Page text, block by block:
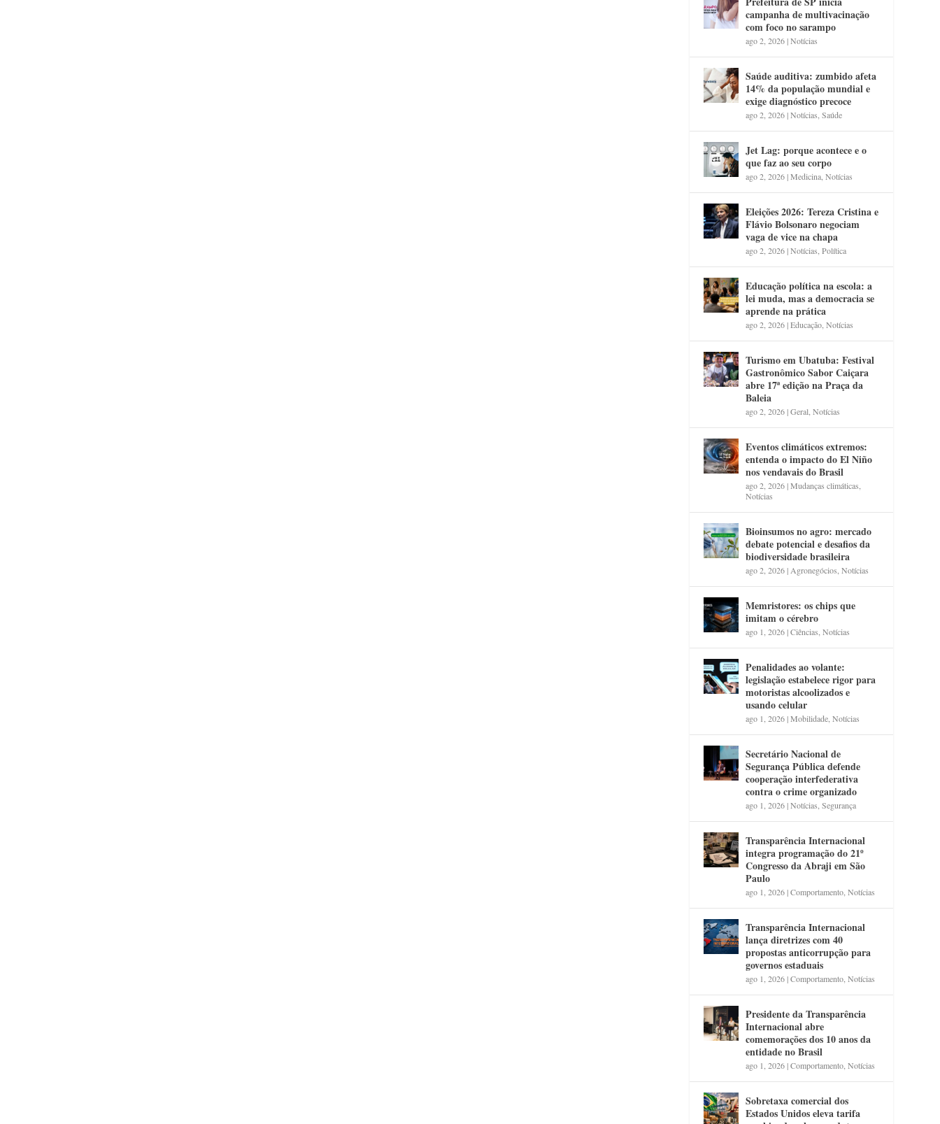
campanha de multivacinação
com foco no sarampo
ago 2, 2026|Notícias
Saúde auditiva: zumbido afeta
14% da população mundial e
exige diagnóstico precoce
ago 2, 2026|Notícias ,Saúde
Jet Lag: porque acontece e o
que faz ao seu corpo
ago 2, 2026|Medicina ,Notícias
Eleições 2026: Tereza Cristina e
Flávio Bolsonaro negociam
vaga de vice na chapa
ago 2, 2026|Notícias ,Política
Educação política na escola: a
lei muda, mas a democracia se
aprende na prática
ago 2, 2026|Educação ,Notícias
Turismo em Ubatuba: Festival
Gastronômico Sabor Caiçara
abre 17ª edição na Praça da
Baleia
ago 2, 2026|Geral ,Notícias
Eventos climáticos extremos:
entenda o impacto do El Niño
nos vendavais do Brasil
ago 2, 2026|Mudanças climáticas
Notícias
Bioinsumos no agro: mercado
debate potencial e desafios da
biodiversidade brasileira
ago 2, 2026| Agronegócios ,Notícias
Memristores: os chips que
imitam o cérebro
ago 1, 2026|Ciências ,Notícias
Penalidades ao volante:
legislação estabelece rigor para
motoristas alcoolizados e
usando celular
ago 1, 2026|Mobilidade ,Notícias
Secretário Nacional de
Segurança Pública defende
cooperação interfederativa
contra o crime organizado
ago 1, 2026|Notícias ,Segurança
Transparência Internacional
integra programação do 21º
Congresso da Abraji em São
Paulo
ago 1, 2026|Comportamento ,Notícias
Transparência Internacional
lança diretrizes com 40
propostas anticorrupção para
governos estaduais
ago 1, 2026|Comportamento ,Notícias
Presidente da Transparência
Internacional abre
comemorações dos 10 anos da
entidade no Brasil
ago 1, 2026|Comportamento ,Notícias
Sobretaxa comercial dos
Estados Unidos eleva tarifa